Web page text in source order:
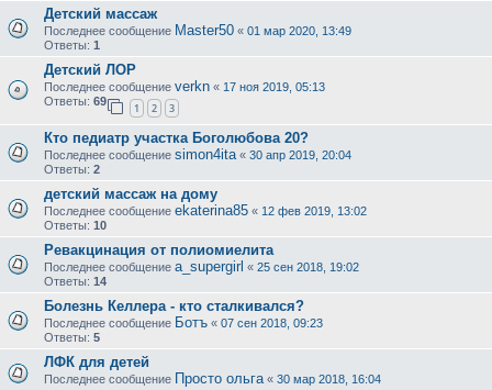
Детский массаж
Последнее сообщение Master50 « 01 мар 2020, 13:49
Ответы: 1
Детский ЛОР
Последнее сообщение verkn « 17 ноя 2019, 05:13
Ответы: 69
1 2 3
Кто педиатр участка Боголюбова 20?
Последнее сообщение simon4ita « 30 апр 2019, 20:04
Ответы: 2
детский массаж на дому
Последнее сообщение ekaterina85 « 12 фев 2019, 13:02
Ответы: 10
Ревакцинация от полиомиелита
Последнее сообщение a_supergirl « 25 сен 2018, 19:02
Ответы: 14
Болезнь Келлера - кто сталкивался?
Последнее сообщение Ботъ « 07 сен 2018, 09:23
Ответы: 5
ЛФК для детей
Последнее сообщение Просто ольга « 30 мар 2018, 16:04